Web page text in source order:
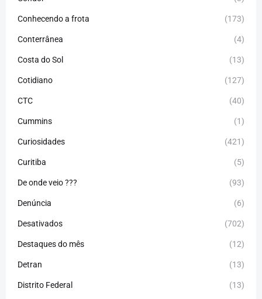
Conhecendo a frota (173)
Conterrânea (4)
Costa do Sol (13)
Cotidiano (127)
CTC (40)
Cummins (1)
Curiosidades (421)
Curitiba (5)
De onde veio ??? (93)
Denúncia (6)
Desativados (702)
Destaques do mês (12)
Detran (13)
Distrito Federal (13)